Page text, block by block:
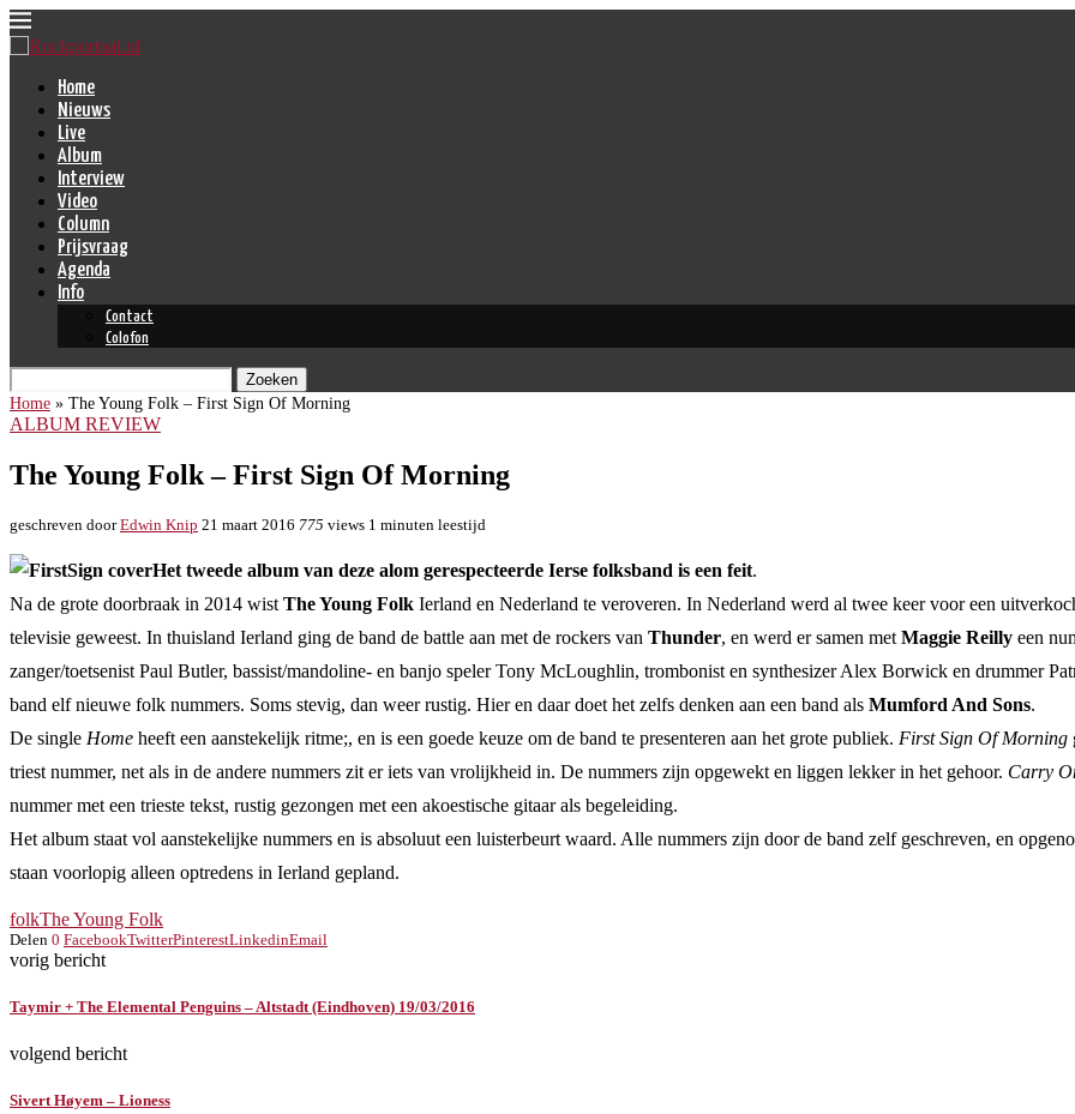
Home
Nieuws
Live
Album
Interview
Video
Column
Prijsvraag
Agenda
Info
Contact
Colofon
Zoeken
Home » The Young Folk – First Sign Of Morning
ALBUM REVIEW
The Young Folk – First Sign Of Morning
geschreven doorEdwin Knip 21 maart 2016 775 views 1 minuten leestijd
Het tweede album van deze alom gerespecteerde Ierse folksband is een feit.
Na de grote doorbraak in 2014 wist The Young Folk Ierland en Nederland te veroveren. In Nederland werd al twee keer voor een
televisie geweest. In thuisland Ierland ging de band de battle aan met de rockers van Thunder, en werd er samen met Maggie Reilly een
zanger/toetsenist Paul Butler, bassist/mandoline- en banjo speler Tony McLoughlin, trombonist en synthesizer Alex Borwick en drummer
band elf nieuwe folk nummers. Soms stevig, dan weer rustig. Hier en daar doet het zelfs denken aan een band als Mumford And Sons.
De single Home heeft een aanstekelijk ritme;, en is een goede keuze om de band te presenteren aan het grote publiek. First Sign Of Morning
triest nummer, net als in de andere nummers zit er iets van vrolijkheid in. De nummers zijn opgewekt en liggen lekker in het gehoor. Carry
nummer met een trieste tekst, rustig gezongen met een akoestische gitaar als begeleiding.
Het album staat vol aanstekelijke nummers en is absoluut een luisterbeurt waard. Alle nummers zijn door de band zelf geschreven, en
staan voorlopig alleen optredens in Ierland gepland.
folkThe Young Folk
Delen 0 FacebookTwitterPinterestLinkedinEmail
vorig bericht
Taymir + The Elemental Penguins – Altstadt (Eindhoven) 19/03/2016
volgend bericht
Sivert Høyem – Lioness